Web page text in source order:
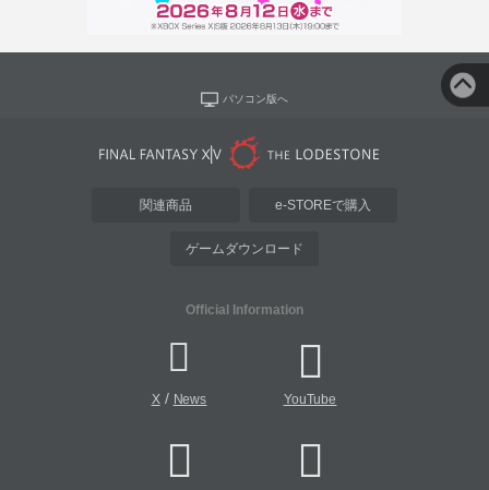
パソコン版へ
関連商品 e-STOREで購入
ゲームダウンロード
Official Information
X/ News YouTube